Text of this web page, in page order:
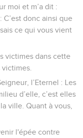
moi et m’a dit :
C’est donc ainsi que
ce qui vous vient
victimes dans cette
l’Eternel : Les
d’elle, c’est elles
ville. Quant à vous,
l'épée contre